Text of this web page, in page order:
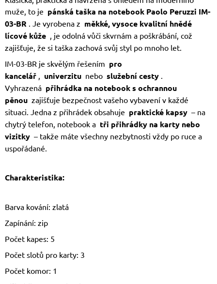
muže, to je pánská taška na notebook Paolo Peruzzi IM-
03-BR . Je vyrobena z měkké, vysoce kvalitní hnědé
lícové kůže , je odolná vůči skvrnám a poškrábání, což
zajišťuje, že si taška zachová svůj styl po mnoho let.
IM-03-BR je skvělým řešením pro
kancelář , univerzitu nebo služební cesty .
Vyhrazená přihrádka na notebook s ochrannou
pěnou zajišťuje bezpečnost vašeho vybavení v každé
situaci. Jedna z přihrádek obsahuje praktické kapsy – na
chytrý telefon, notebook a tři přihrádky na karty nebo
vizitky – takže máte všechny nezbytnosti vždy po ruce a
uspořádané.
Charakteristika:
Barva kování: zlatá
Zapínání: zip
Počet kapes: 5
Počet slotů pro karty: 3
Počet komor: 1